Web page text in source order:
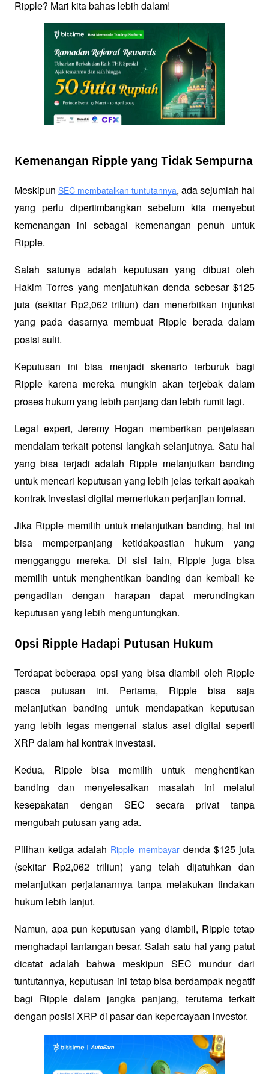
Ripple? Mari kita bahas lebih dalam!
Kemenangan Ripple yang Tidak Sempurna
Meskipun SEC membatalkan tuntutannya, ada sejumlah hal
yang perlu dipertimbangkan sebelum kita menyebut
kemenangan ini sebagai kemenangan penuh untuk
Ripple.
Salah satunya adalah keputusan yang dibuat oleh
Hakim Torres yang menjatuhkan denda sebesar $125
juta (sekitar Rp2,062 triliun) dan menerbitkan injunksi
yang pada dasarnya membuat Ripple berada dalam
posisi sulit.
Keputusan ini bisa menjadi skenario terburuk bagi
Ripple karena mereka mungkin akan terjebak dalam
proses hukum yang lebih panjang dan lebih rumit lagi.
Legal expert, Jeremy Hogan memberikan penjelasan
mendalam terkait potensi langkah selanjutnya. Satu hal
yang bisa terjadi adalah Ripple melanjutkan banding
untuk mencari keputusan yang lebih jelas terkait apakah
kontrak investasi digital memerlukan perjanjian formal.
Jika Ripple memilih untuk melanjutkan banding, hal ini
bisa memperpanjang ketidakpastian hukum yang
mengganggu mereka. Di sisi lain, Ripple juga bisa
memilih untuk menghentikan banding dan kembali ke
pengadilan dengan harapan dapat merundingkan
keputusan yang lebih menguntungkan.
Opsi Ripple Hadapi Putusan Hukum
Terdapat beberapa opsi yang bisa diambil oleh Ripple
pasca putusan ini. Pertama, Ripple bisa saja
melanjutkan banding untuk mendapatkan keputusan
yang lebih tegas mengenai status aset digital seperti
XRP dalam hal kontrak investasi.
Kedua, Ripple bisa memilih untuk menghentikan
banding dan menyelesaikan masalah ini melalui
kesepakatan dengan SEC secara privat tanpa
mengubah putusan yang ada.
Pilihan ketiga adalah Ripple membayar denda $125 juta
(sekitar Rp2,062 triliun) yang telah dijatuhkan dan
melanjutkan perjalanannya tanpa melakukan tindakan
hukum lebih lanjut.
Namun, apa pun keputusan yang diambil, Ripple tetap
menghadapi tantangan besar. Salah satu hal yang patut
dicatat adalah bahwa meskipun SEC mundur dari
tuntutannya, keputusan ini tetap bisa berdampak negatif
bagi Ripple dalam jangka panjang, terutama terkait
dengan posisi XRP di pasar dan kepercayaan investor.